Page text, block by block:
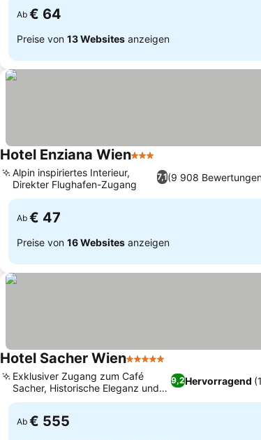
Ab € 64
Preise von 13 Websites anzeigen
Hotel Enziana Wien3 Sterne
7,1(9 908
Alpin inspiriertes Interieur,
Direkter Flughafen-Zugang
Ab € 47
Preise von 16 Websites anzeigen
Hotel Sacher Wien5 Sterne
9,2Hervorragend
Exklusiver Zugang zum Café
Sacher, Historische Eleganz und
antikes Dekor
Ab € 555